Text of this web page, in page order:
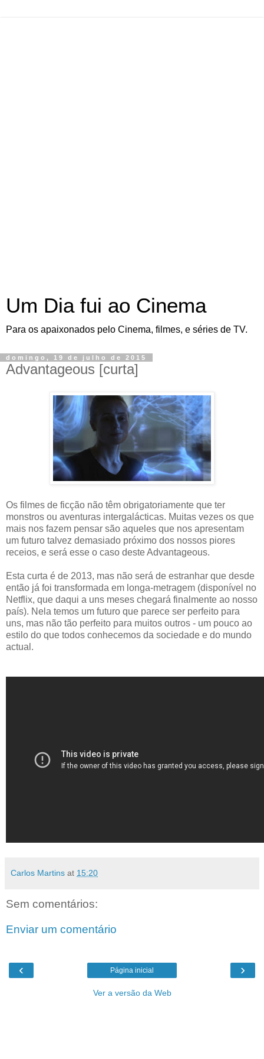
Um Dia fui ao Cinema
Para os apaixonados pelo Cinema, filmes, e séries de TV.
domingo, 19 de julho de 2015
Advantageous [curta]
Os filmes de ficção não têm obrigatoriamente que ter
monstros ou aventuras intergalácticas. Muitas vezes os que
mais nos fazem pensar são aqueles que nos apresentam
um futuro talvez demasiado próximo dos nossos piores
receios, e será esse o caso deste Advantageous.
Esta curta é de 2013, mas não será de estranhar que desde
então já foi transformada em longa-metragem (disponível no
Netflix, que daqui a uns meses chegará finalmente ao nosso
país). Nela temos um futuro que parece ser perfeito para
uns, mas não tão perfeito para muitos outros - um pouco ao
estilo do que todos conhecemos da sociedade e do mundo
actual.
Carlos Martins at 15:20
Sem comentários:
Enviar um comentário
‹ ›
Página inicial
Ver a versão da Web